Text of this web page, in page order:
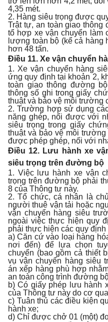
4,35 mét.
2. Hàng siêu trọng được
Trật tự, an toàn giao
tổ hợp xe vận chuyển làm
lượng toàn bộ (kể cả hàng
hơn 48 tấn.
Điều 11. Xe vận chuyển
1. Xe vận chuyển hàng
ứng quy định tại khoản 2,
toàn giao thông đường
thông số ghi trong giấy
thuật và bảo vệ môi trường
2. Trường hợp sử dụng
năng ghép, nối được với
siêu trọng trong giấy
thuật và bảo vệ môi
được phép ghép, nối với
Điều 12. Lưu hành xe
siêu trọng trên đường bộ
1. Việc lưu hành xe vận
trọng trên đường bộ phải
8 của Thông tư này.
2. Tổ chức, cá nhân là
người thuê vận tải hoặc
vận chuyển hàng siêu
ngoài việc thực hiện quy
phải thực hiện các quy định
a) Căn cứ vào loại hàng
nơi đến) để lựa chọn
chuyển (bao gồm cả thiết
vụ vận chuyển hàng siêu
án xếp hàng phù hợp
an toàn công trình đường
b) Có giấy phép lưu hành
của Thông tư này do cơ
c) Tuân thủ các điều kiện
hành xe;
d) Chỉ được chở 01 (một)